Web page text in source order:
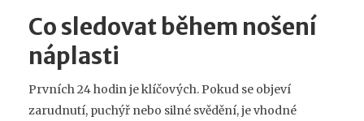
Co sledovat během nošení
náplasti
Prvních 24 hodin je klíčových. Pokud se objeví
zarudnutí, puchýř nebo silné svědění, je vhodné